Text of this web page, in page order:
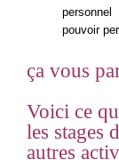
personnel
pouvoir
ça vous
Voici ce
les stages
autres